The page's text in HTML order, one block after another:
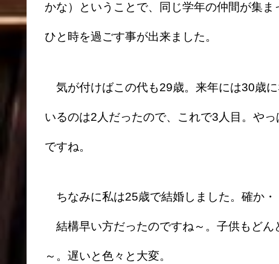
かな）ということで、同じ学年の仲間が集
ひと時を過ごす事が出来ました。
気が付けばこの代も29歳。来年には30歳
いるのは2人だったので、これで3人目。や
ですね。
ちなみに私は25歳で結婚しました。確か・
結構早い方だったのですね～。子供もどん
～。遅いと色々と大変。